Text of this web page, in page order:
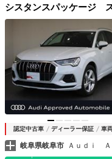
シスタンスパッケージ
認定中古車 ディーラー保証 車
岐阜県岐阜市 Ａｕｄｉ Ａ